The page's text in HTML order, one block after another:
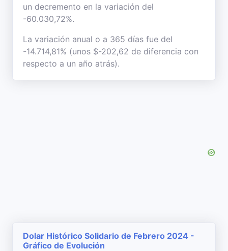
un decremento en la variación del
-60.030,72%.
La variación anual o a 365 días fue del
-14.714,81% (unos $-202,62 de diferencia con
respecto a un año atrás).
Dolar Histórico Solidario de Febrero 2024 -
Gráfico de Evolución